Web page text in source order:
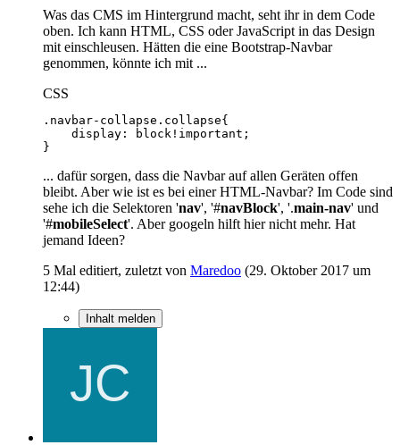
Was das CMS im Hintergrund macht, seht ihr in dem Code
oben. Ich kann HTML, CSS oder JavaScript in das Design
mit einschleusen. Hätten die eine Bootstrap-Navbar
genommen, könnte ich mit ...
CSS
}
... dafür sorgen, dass die Navbar auf allen Geräten offen
bleibt. Aber wie ist es bei einer HTML-Navbar? Im Code sind
sehe ich die Selektoren 'nav', '#navBlock', '.main-nav' und
'#mobileSelect'. Aber googeln hilft hier nicht mehr. Hat
jemand Ideen?
5 Mal editiert, zuletzt von Maredoo (29. Oktober 2017 um
12:44)
Inhalt melden